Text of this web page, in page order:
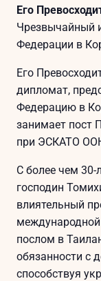
Его
Чрезвычайный
Федерации в
Его
дипломат,
Федерацию в
занимает пост
при ЭСКАТО
С более чем
господин
влиятельный
послом в
обязанности с
способствуя